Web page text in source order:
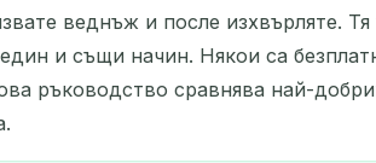
веднъж и после изхвърляте.
и същи начин. Някои са
ръководство сравнява най-